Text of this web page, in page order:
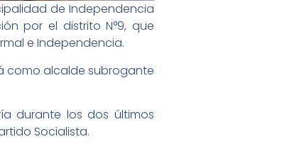
de Independencia
por el distrito N°9, que
e Independencia.
como alcalde subrogante
durante los dos últimos
Socialista.